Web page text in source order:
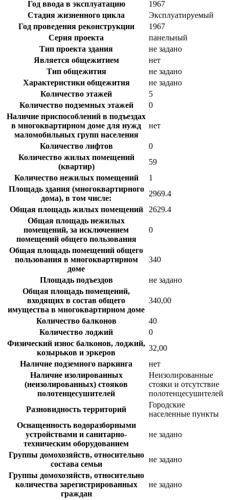
Год ввода в эксплуатацию
1967
Стадия жизненного цикла
Эксплуатируемый
Год проведения реконструкции
1967
Серия проекта
панельный
Тип проекта здания
не задано
Является общежитием
нет
Тип общежития
не задано
Характеристики общежития
не задано
Количество этажей
5
Количество подземных этажей
0
Наличие приспособлений в подъездах
в многоквартирном доме для нужд
маломобильных групп населения
нет
Количество лифтов
0
Количество жилых помещений
(квартир)
59
Количество нежилых помещений
1
Площадь здания (многоквартирного
дома), в том числе:
2969.4
Общая площадь жилых помещений
2629.4
Общая площадь нежилых
помещений, за исключением
помещений общего пользования
0
Общая площадь помещений общего
пользования в многоквартирном
доме
340
Площадь подъездов
не задано
Общая площадь помещений,
входящих в состав общего
имущества в многоквартирном доме
340,00
Количество балконов
40
Количество лоджий
0
Физический износ балконов, лоджий,
козырьков и эркеров
32,00
Наличие подземного паркинга
нет
Наличие изолированных
(неизолированных) стояков
полотенцесушителей
Неизолированные
стояки и отсутствие
полотенцесушителей
Разновидность территорий
Городские
населенные пункты
Оснащенность водоразборными
устройствами и санитарно-
техническим оборудованием
не задано
Группы домохозяйств, относительно
состава семьи
не задано
Группы домохозяйств, относительно
количества зарегистрированных
граждан
не задано